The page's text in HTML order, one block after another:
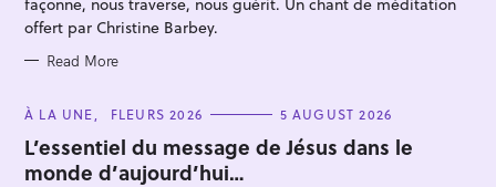
offert par Christine Barbey.
Read More
C
T
E
G
À LA UNE FLEURS 2026 5 AUGUST 2026
L’essentiel du message de Jésus dans le
monde d’aujourd’hui…